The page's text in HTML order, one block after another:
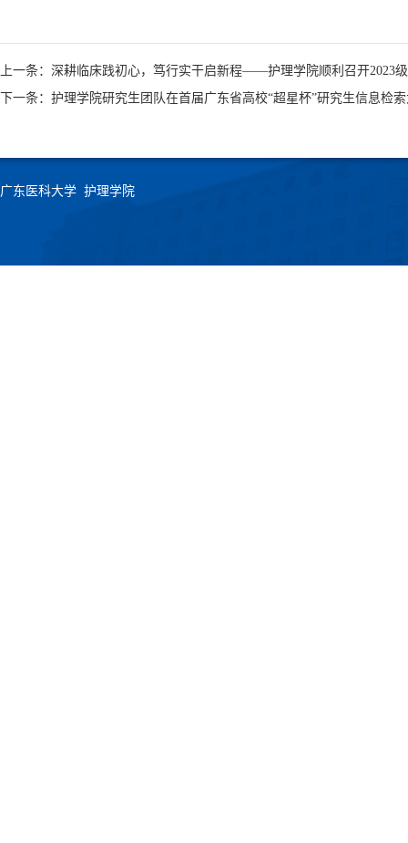
上一条：深耕临床践初心，笃行实干启新程——护理学院顺利召开2023
下一条：护理学院研究生团队在首届广东省高校“超星杯”研究生信息检
广东医科大学 护理学院